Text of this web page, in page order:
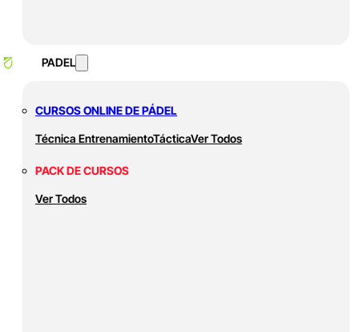
PADEL
CURSOS ONLINE DE PÁDEL
Técnica EntrenamientoTácticaVer Todos
PACK DE CURSOS
Ver Todos